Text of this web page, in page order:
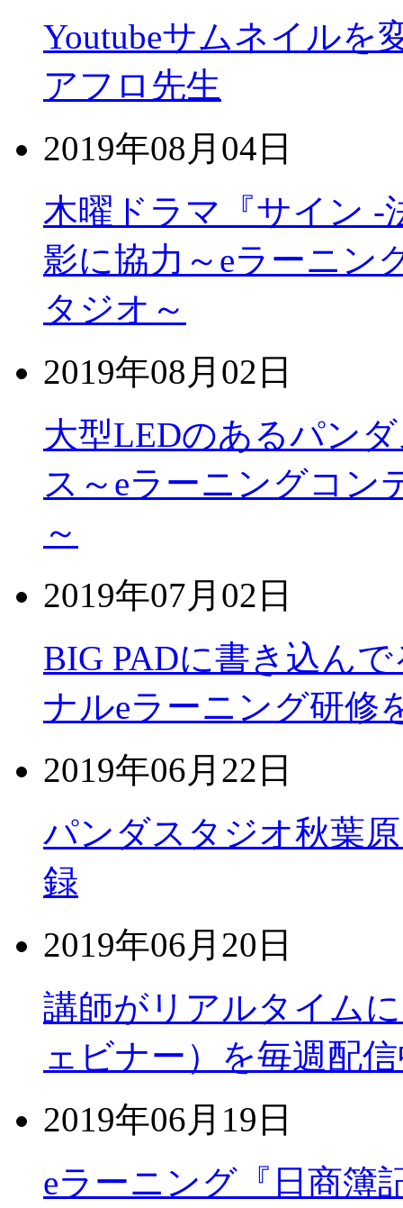
Youtubeサムネイルを
アフロ先生
2019年08月04日
木曜ドラマ『サイン -
影に協力～eラーニン
タジオ～
2019年08月02日
大型LEDのあるパン
ス～eラーニングコン
～
2019年07月02日
BIG PADに書き込ん
ナルeラーニング研修
2019年06月22日
パンダスタジオ秋葉
録
2019年06月20日
講師がリアルタイム
ェビナー）を毎週配
2019年06月19日
eラーニング『日商